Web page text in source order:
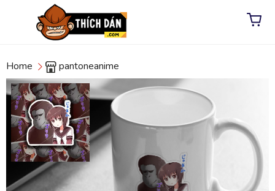
Home pantoneanime